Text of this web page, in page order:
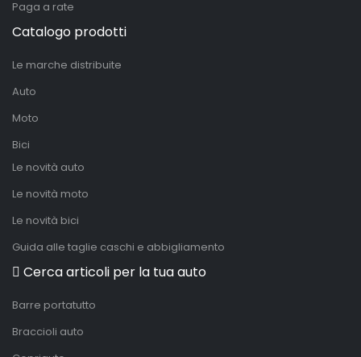
Paga a rate
Catalogo prodotti
Le marche distribuite
Auto
Moto
Bici
Le novità auto
Le novità moto
Le novità bici
Guida alle taglie caschi e abbigliamento
Cerca articoli per la tua auto
Barre portatutto
Braccioli auto